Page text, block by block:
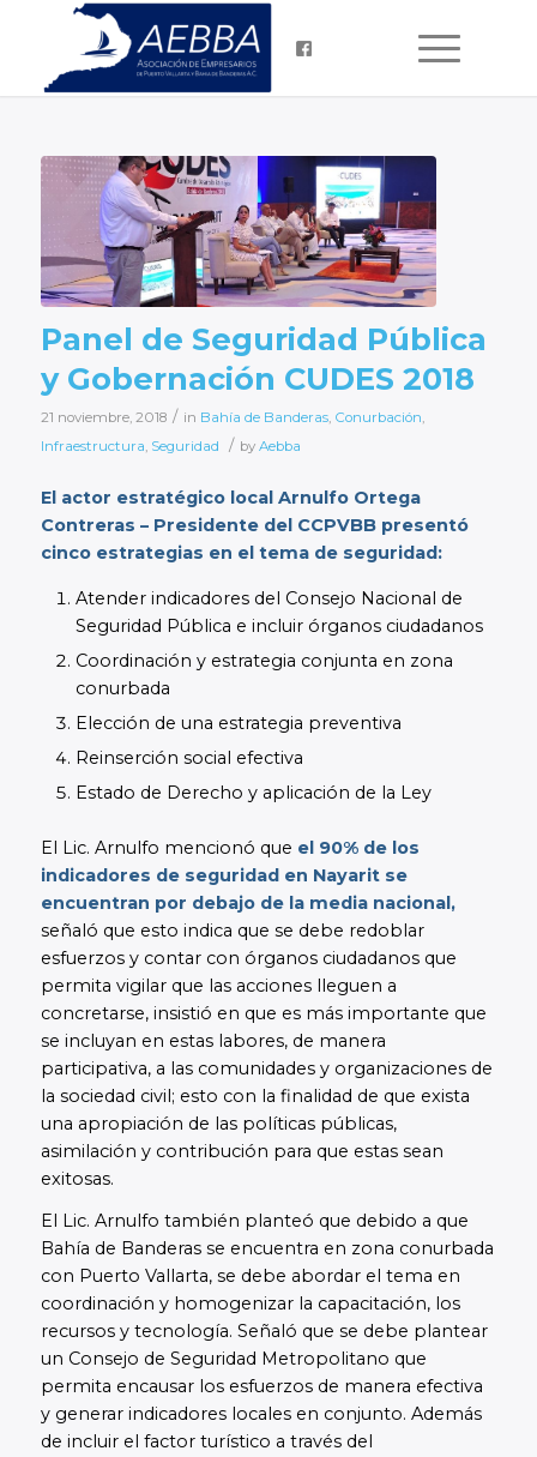
Panel de Seguridad Pública
y Gobernación CUDES 2018
21 noviembre, 2018 / in Bahía de Banderas, Conurbación
Infraestructura Seguridad / by Aebba
El actor estratégico local Arnulfo Ortega
Contreras – Presidente del CCPVBB presentó
cinco estrategias en el tema de seguridad:
Atender indicadores del Consejo Nacional de
Seguridad Pública e incluir órganos ciudadanos
Coordinación y estrategia conjunta en zona
conurbada
Elección de una estrategia preventiva
Reinserción social efectiva
Estado de Derecho y aplicación de la Ley
El Lic. Arnulfo mencionó que el 90% de los
indicadores de seguridad en Nayarit se
encuentran por debajo de la media nacional,
señaló que esto indica que se debe redoblar
esfuerzos y contar con órganos ciudadanos que
permita vigilar que las acciones lleguen a
concretarse, insistió en que es más importante que
se incluyan en estas labores, de manera
participativa, a las comunidades y organizaciones de
la sociedad civil; esto con la finalidad de que exista
una apropiación de las políticas públicas,
asimilación y contribución para que estas sean
exitosas.
El Lic. Arnulfo también planteó que debido a que
Bahía de Banderas se encuentra en zona conurbada
con Puerto Vallarta, se debe abordar el tema en
coordinación y homogenizar la capacitación, los
recursos y tecnología. Señaló que se debe plantear
un Consejo de Seguridad Metropolitano que
permita encausar los esfuerzos de manera efectiva
y generar indicadores locales en conjunto. Además
de incluir el factor turístico a través del